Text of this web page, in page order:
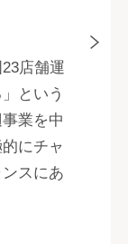
店舗運
という
業を中
にチャ
スにあ